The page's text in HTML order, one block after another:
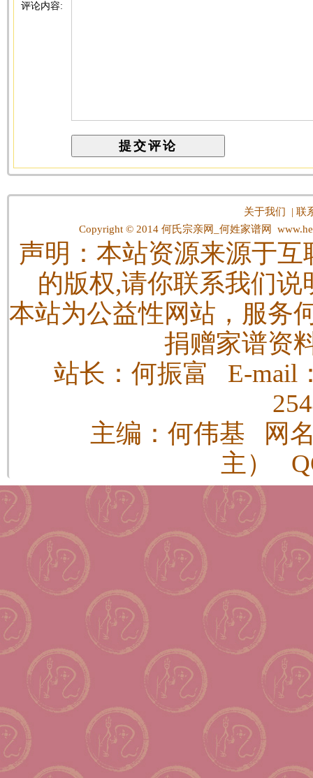
评论内容:
关于我们 |联
Copyright © 2014 何氏宗亲网_何姓家谱网
声明：本站资源来源于
的版权,请你联系我们
本站为公益性网站，服务
捐赠家谱资
站长：何振富 E-mail
主编：何伟基 网
主）